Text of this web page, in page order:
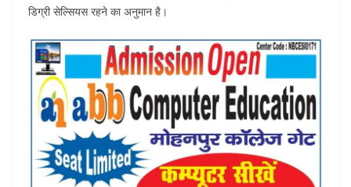
डिग्री सेल्सियस रहने का अनुमान है।